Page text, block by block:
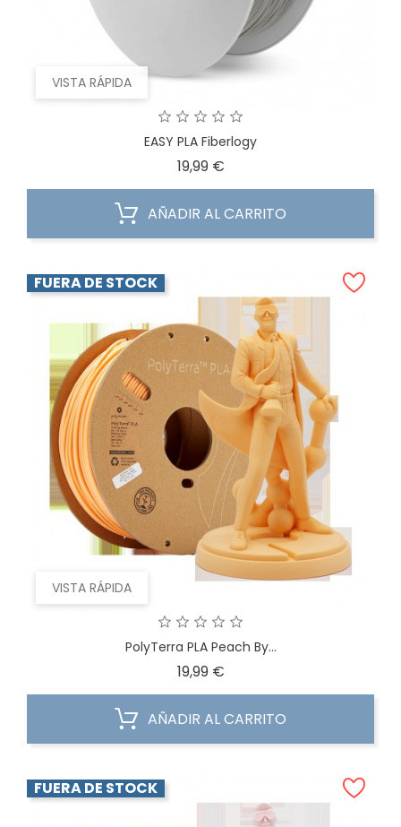
VISTA RÁPIDA
EASY PLA Fiberlogy
19,99 €Precio
AÑADIR AL CARRITO
VISTA RÁPIDA
FUERA DE STOCK
PolyTerra PLA Peach By...
19,99 €Precio
AÑADIR AL CARRITO
FUERA DE STOCK